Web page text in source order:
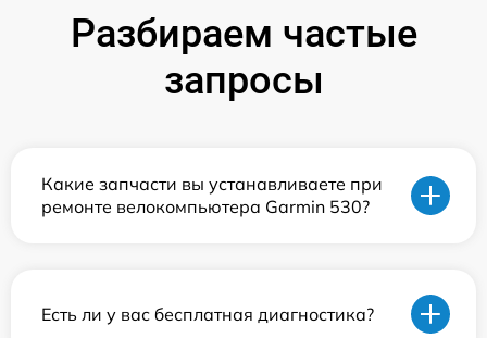
Разбираем частые
запросы
Какие запчасти вы устанавливаете при
ремонте велокомпьютера Garmin 530?
Есть ли у вас бесплатная диагностика?